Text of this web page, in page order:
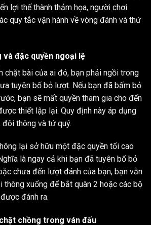
lợi thế thành thảm họa, người chơi
quy tắc vận hành về vòng đánh và thứ
đặc quyền ngoại lệ
chặt bài của ai đó, bạn phải ngồi trong
tuyên bố bỏ lượt. Nếu bạn đã bấm bỏ
bạn sẽ mất quyền tham gia cho đến
thiết lập lại. Quy định này áp dụng
thông và tứ quý.
lại sở hữu một đặc quyền tối cao
là ngay cả khi bạn đã tuyên bố bỏ
chưa đến lượt đánh của bạn, bạn vẫn
thông xuống để bắt quân 2 hoặc các bộ
đánh ra.
chồng trong ván đấu